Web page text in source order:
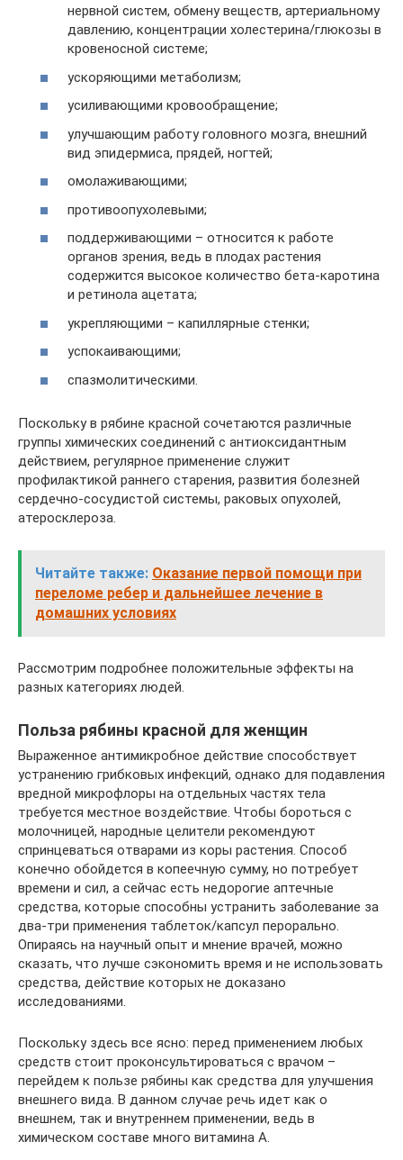
нервной систем, обмену веществ, артериальному
давлению, концентрации холестерина/глюкозы в
кровеносной системе;
ускоряющими метаболизм;
усиливающими кровообращение;
улучшающим работу головного мозга, внешний
вид эпидермиса, прядей, ногтей;
омолаживающими;
противоопухолевыми;
поддерживающими – относится к работе
органов зрения, ведь в плодах растения
содержится высокое количество бета-каротина
и ретинола ацетата;
укрепляющими – капиллярные стенки;
успокаивающими;
спазмолитическими.
Поскольку в рябине красной сочетаются различные
группы химических соединений с антиоксидантным
действием, регулярное применение служит
профилактикой раннего старения, развития болезней
сердечно-сосудистой системы, раковых опухолей,
атеросклероза.
Читайте также: Оказание первой помощи при
переломе ребер и дальнейшее лечение в
домашних условиях
Рассмотрим подробнее положительные эффекты на
разных категориях людей.
Польза рябины красной для женщин
Выраженное антимикробное действие способствует
устранению грибковых инфекций, однако для подавления
вредной микрофлоры на отдельных частях тела
требуется местное воздействие. Чтобы бороться с
молочницей, народные целители рекомендуют
спринцеваться отварами из коры растения. Способ
конечно обойдется в копеечную сумму, но потребует
времени и сил, а сейчас есть недорогие аптечные
средства, которые способны устранить заболевание за
два-три применения таблеток/капсул перорально.
Опираясь на научный опыт и мнение врачей, можно
сказать, что лучше сэкономить время и не использовать
средства, действие которых не доказано
исследованиями.
Поскольку здесь все ясно: перед применением любых
средств стоит проконсультироваться с врачом –
перейдем к пользе рябины как средства для улучшения
внешнего вида. В данном случае речь идет как о
внешнем, так и внутреннем применении, ведь в
химическом составе много витамина А.